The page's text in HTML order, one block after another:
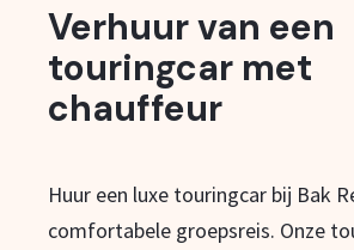
Verhuur van een
touringcar met
chauffeur
Huur een luxe touringcar bij Bak
comfortabele groepsreis. Onze